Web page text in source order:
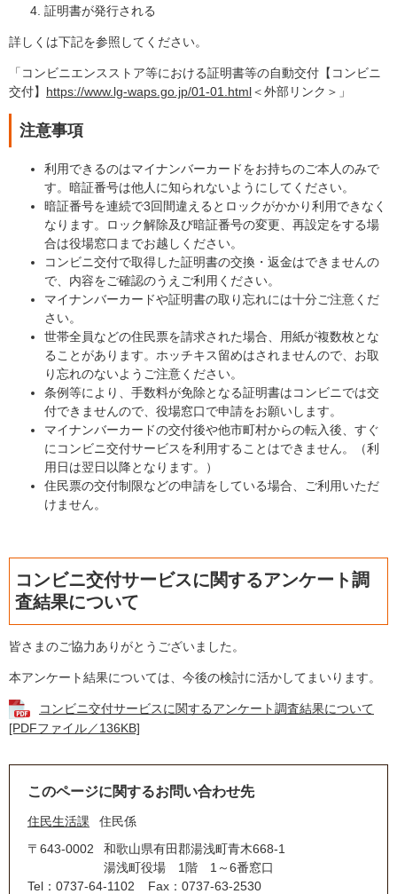
証明書が発行される
詳しくは下記を参照してください。
「コンビニエンスストア等における証明書等の自動交付【コンビニ
交付】​ https://www.lg-waps.go.jp/01-01.html＜外部リンク＞ 」
注意事項
利用できるのはマイナンバーカードをお持ちのご本人のみで
す。暗証番号は他人に知られないようにしてください。
暗証番号を連続で3回間違えるとロックがかかり利用できなく
なります。ロック解除及び暗証番号の変更、再設定をする場
合は役場窓口までお越しください。
コンビニ交付で取得した証明書の交換・返金はできませんの
で、内容をご確認のうえご利用ください。
マイナンバーカードや証明書の取り忘れには十分ご注意くだ
さい。
世帯全員などの住民票を請求された場合、用紙が複数枚とな
ることがあります。ホッチキス留めはされませんので、お取
り忘れのないようご注意ください。
条例等により、手数料が免除となる証明書はコンビニでは交
付できませんので、役場窓口で申請をお願いします。
マイナンバーカードの交付後や他市町村からの転入後、すぐ
にコンビニ交付サービスを利用することはできません。（利
用日は翌日以降となります。）
住民票の交付制限などの申請をしている場合、ご利用いただ
けません。
コンビニ交付サービスに関するアンケート調
査結果について
皆さまのご協力ありがとうございました。
本アンケート結果については、今後の検討に活かしてまいります。
コンビニ交付サービスに関するアンケート調査結果について
[PDFファイル／136KB]
このページに関するお問い合わせ先
住民生活課
住民係
〒643-0002
和歌山県有田郡湯浅町青木668-1
湯浅町役場 1階 1～6番窓口
Tel：0737-64-1102
Fax：0737-63-2530